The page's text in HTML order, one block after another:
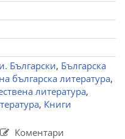
Български, Българска
българска литература,
литература,
, Книги
Коментари